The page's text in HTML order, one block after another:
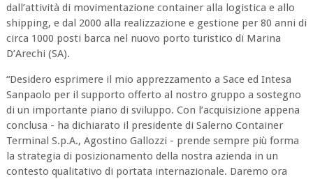
dall’attività di movimentazione container alla logistica e allo
shipping, e dal 2000 alla realizzazione e gestione per 80 anni di
circa 1000 posti barca nel nuovo porto turistico di Marina
D’Arechi (SA).
“Desidero esprimere il mio apprezzamento a Sace ed Intesa
Sanpaolo per il supporto offerto al nostro gruppo a sostegno
di un importante piano di sviluppo. Con l’acquisizione appena
conclusa - ha dichiarato il presidente di Salerno Container
Terminal S.p.A., Agostino Gallozzi - prende sempre più forma
la strategia di posizionamento della nostra azienda in un
contesto qualitativo di portata internazionale. Daremo ora